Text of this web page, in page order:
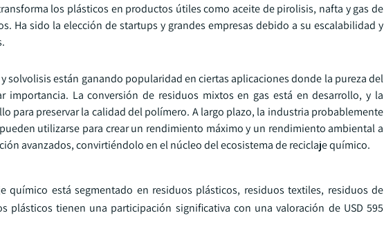
los plásticos en productos útiles como aceite de pirolisis, nafta y gas de
Ha sido la elección de startups y grandes empresas debido a su escalabilidad y
solvolisis están ganando popularidad en ciertas aplicaciones donde la pureza del
La conversión de residuos mixtos en gas está en desarrollo, y la
para preservar la calidad del polímero. A largo plazo, la industria probablemente
utilizarse para crear un rendimiento máximo y un rendimiento ambiental a
avanzados, convirtiéndolo en el núcleo del ecosistema de reciclaje químico.
está segmentado en residuos plásticos, residuos textiles, residuos de
plásticos tienen una participación significativa con una valoración de USD 595